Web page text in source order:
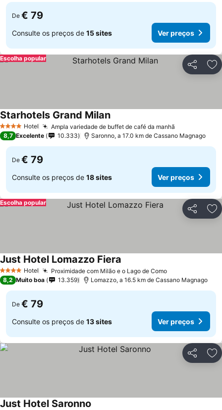
De € 79
Consulte os preços de 15 sites Ver preços
Partilhar
Escolha popular
4 EstrelasHotel Ampla variedade de buffet de café da manhã
Starhotels Grand MilanVer preços
8,7 Excelente 10.333 Saronno, a 17.0 km de Cassano Magnago
De € 79
Consulte os preços de 18 sites Ver preços
Partilhar
Escolha popular
4 EstrelasHotel Proximidade com Milão e o Lago de ComoVer preços
Just Hotel Lomazzo Fiera
8,2 Muito boa 13.359 Lomazzo, a 16.5 km de Cassano Magnago
De € 79
Consulte os preços de 13 sites Ver preços
Partilhar
Just Hotel Saronno